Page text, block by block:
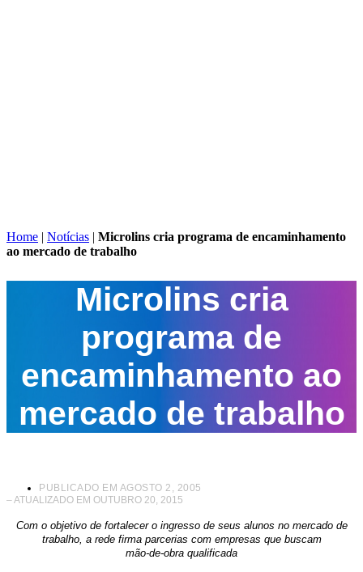
Home | Notícias | Microlins cria programa de encaminhamento
ao mercado de trabalho
Microlins cria
programa de
encaminhamento ao
mercado de trabalho
PUBLICADO EM AGOSTO 2, 2005
– ATUALIZADO EM OUTUBRO 20, 2015
Com o objetivo de fortalecer o ingresso de seus alunos no mercado de
trabalho, a rede firma parcerias com empresas que buscam
mão-de-obra qualificada